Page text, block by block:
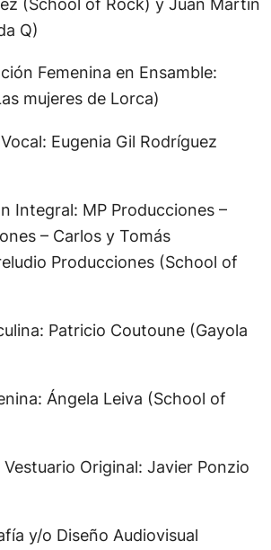
Q)
Femenina en Ensamble:
mujeres de Lorca)
Eugenia Gil Rodríguez
Integral: MP Producciones –
– Carlos y Tomás
Producciones (School of
Patricio Coutoune (Gayola
Ángela Leiva (School of
Original: Javier Ponzio
y/o Diseño Audiovisual